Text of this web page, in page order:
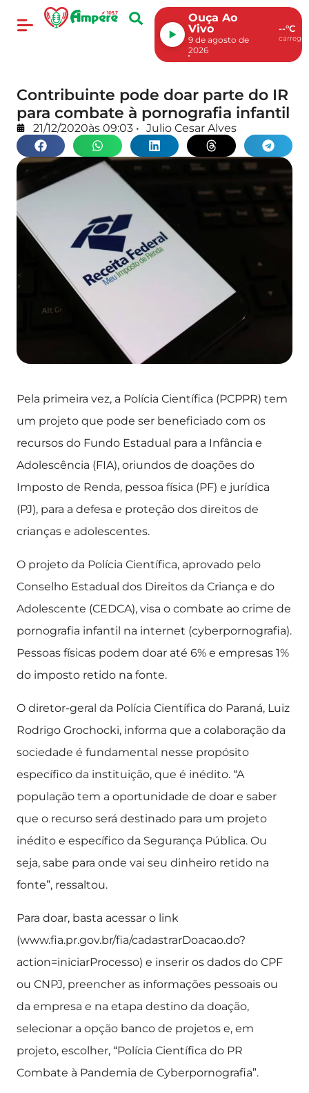
Ouça Ao
Vivo
9 de agosto de
2026
--°C
Contribuinte pode doar parte do IR
para combate à pornografia infantil
21/12/2020às 09:03 • Julio Cesar Alves
Pela primeira vez, a Polícia Científica (PCPPR) tem
um projeto que pode ser beneficiado com os
recursos do Fundo Estadual para a Infância e
Adolescência (FIA), oriundos de doações do
Imposto de Renda, pessoa física (PF) e jurídica
(PJ), para a defesa e proteção dos direitos de
crianças e adolescentes.
O projeto da Polícia Científica, aprovado pelo
Conselho Estadual dos Direitos da Criança e do
Adolescente (CEDCA), visa o combate ao crime de
pornografia infantil na internet (cyberpornografia).
Pessoas físicas podem doar até 6% e empresas 1%
do imposto retido na fonte.
O diretor-geral da Polícia Científica do Paraná, Luiz
Rodrigo Grochocki, informa que a colaboração da
sociedade é fundamental nesse propósito
específico da instituição, que é inédito. “A
população tem a oportunidade de doar e saber
que o recurso será destinado para um projeto
inédito e específico da Segurança Pública. Ou
seja, sabe para onde vai seu dinheiro retido na
fonte”, ressaltou.
Para doar, basta acessar o link
(www.fia.pr.gov.br/fia/cadastrarDoacao.do?
action=iniciarProcesso) e inserir os dados do CPF
ou CNPJ, preencher as informações pessoais ou
da empresa e na etapa destino da doação,
selecionar a opção banco de projetos e, em
projeto, escolher, “Polícia Científica do PR
Combate à Pandemia de Cyberpornografia”.